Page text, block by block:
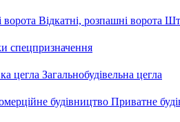
Відкатні, розпашні ворота
спецпризначення
цегла Загальнобудівельна цегла
будівництво Приватне